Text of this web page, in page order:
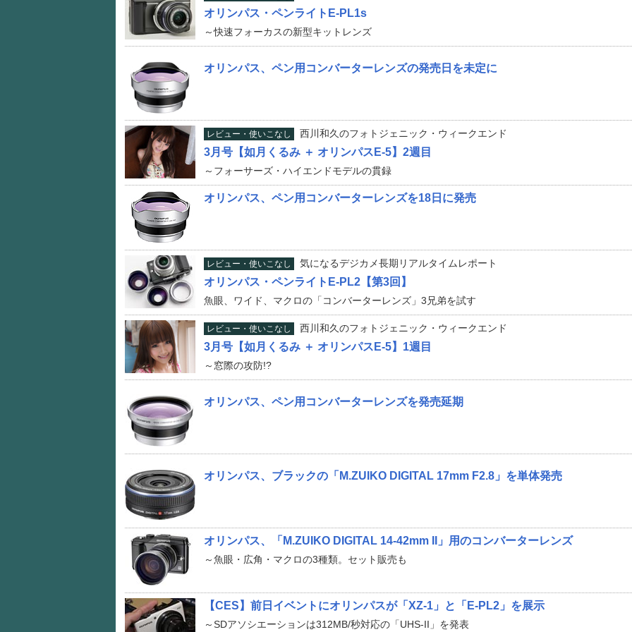
オリンパス・ペンライトE-PL1s
～快速フォーカスの新型キットレンズ
オリンパス、ペン用コンバーターレンズの発売日を未定に
レビュー・使いこなし 西川和久のフォトジェニック・ウィークエンド
3月号【如月くるみ ＋ オリンパスE-5】2週目
～フォーサーズ・ハイエンドモデルの貫録
オリンパス、ペン用コンバーターレンズを18日に発売
レビュー・使いこなし 気になるデジカメ長期リアルタイムレポート
オリンパス・ペンライトE-PL2【第3回】
魚眼、ワイド、マクロの「コンバーターレンズ」3兄弟を試す
レビュー・使いこなし 西川和久のフォトジェニック・ウィークエンド
3月号【如月くるみ ＋ オリンパスE-5】1週目
～窓際の攻防!?
オリンパス、ペン用コンバーターレンズを発売延期
オリンパス、ブラックの「M.ZUIKO DIGITAL 17mm F2.8」を単体発売
オリンパス、「M.ZUIKO DIGITAL 14-42mm II」用のコンバーターレンズ
～魚眼・広角・マクロの3種類。セット販売も
【CES】前日イベントにオリンパスが「XZ-1」と「E-PL2」を展示
～SDアソシエーションは312MB/秒対応の「UHS-II」を発表